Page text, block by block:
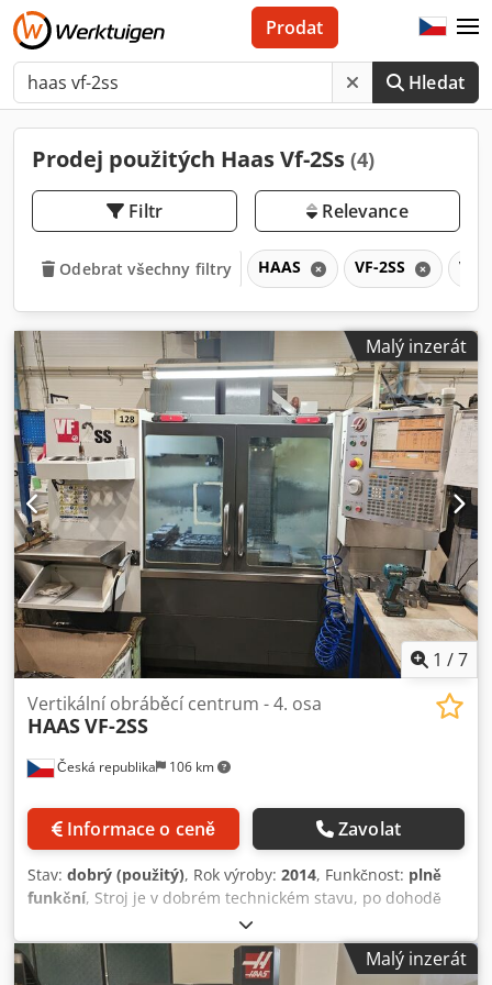
Hledat
Prodat
Prodej použitých Haas Vf-2Ss (4)
Filtr Relevance
Odebrat všechny filtry HAAS VF-2SS VF
Malý inzerát
1 /7
Česká republika 106 km
Vertikální obráběcí centrum - 4. osa
HAASVF-2SS
Informace o ceně Zavolat
Stav: dobrý (použitý), Rok výroby: 2014, Funkčnost: plně
funkční, Stroj je v dobrém technickém stavu, po dohodě
možnost prohlídky v chodu. Včetně 4. osy. Pracovní prostor
a stůl: Rozměry stolu: 914 × 356 mm Pojezd v ose X: 762
mm Pojezd v ose Y: 406 mm Pojezd v ose Z: 508 mmMalý inzerát